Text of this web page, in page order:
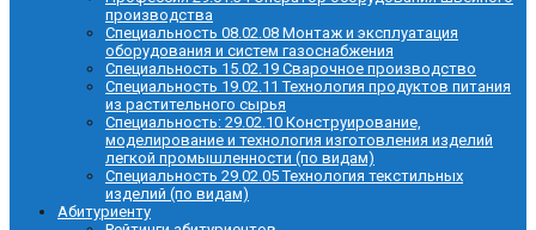
производства
Специальность 08.02.08 Монтаж и эксплуатация
оборудования и систем газоснабжения
Специальность 15.02.19 Сварочное производство
Специальность 19.02.11 Технология продуктов питания
из растительного сырья
Специальность: 29.02.10 Конструирование,
моделирование и технология изготовления изделий
легкой промышленности (по видам)
Специальность 29.02.05 Технология текстильных
изделий (по видам)
Абитуриенту